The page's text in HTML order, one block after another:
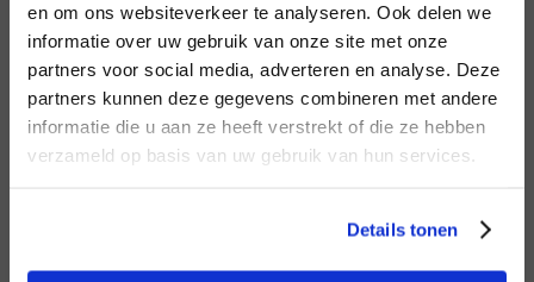
en om ons websiteverkeer te analyseren. Ook delen we
informatie over uw gebruik van onze site met onze
partners voor social media, adverteren en analyse. Deze
partners kunnen deze gegevens combineren met andere
informatie die u aan ze heeft verstrekt of die ze hebben
verzameld op basis van uw gebruik van hun services.
Details tonen
Wachtwoord
INLOGGEN
HEB JE NOG GEEN
ACCOUNT?
aan of bekijk de andere mogelijkheden.
MERK
MERK